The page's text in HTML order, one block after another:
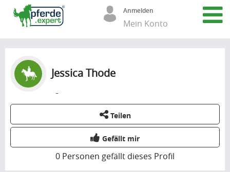
Anmelden
Mein Konto
Jessica Thode
-
Teilen
Gefällt mir
0 Personen gefällt dieses Profil